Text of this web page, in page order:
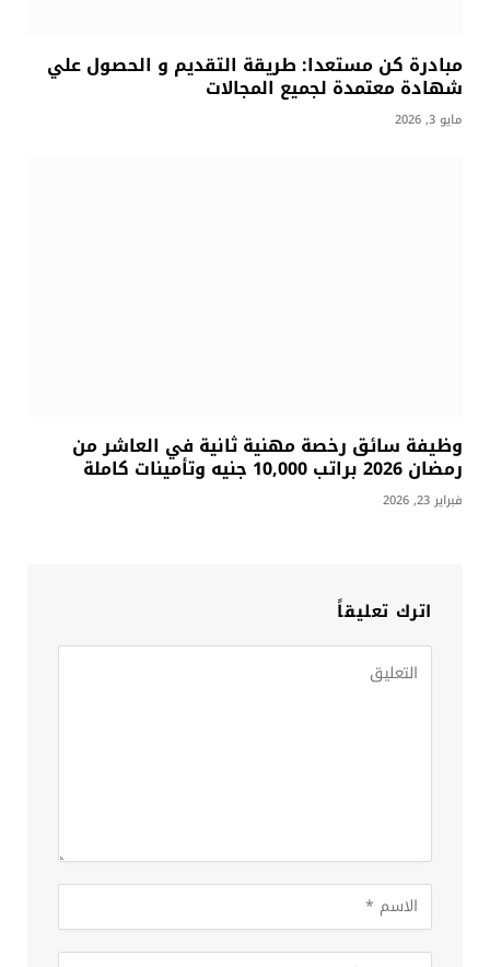
مبادرة كن مستعدا: طريقة التقديم و الحصول علي
شهادة معتمدة لجميع المجالات
مايو 3, 2026
وظيفة سائق رخصة مهنية ثانية في العاشر من
رمضان 2026 براتب 10,000 جنيه وتأمينات كاملة
فبراير 23, 2026
اترك تعليقاً